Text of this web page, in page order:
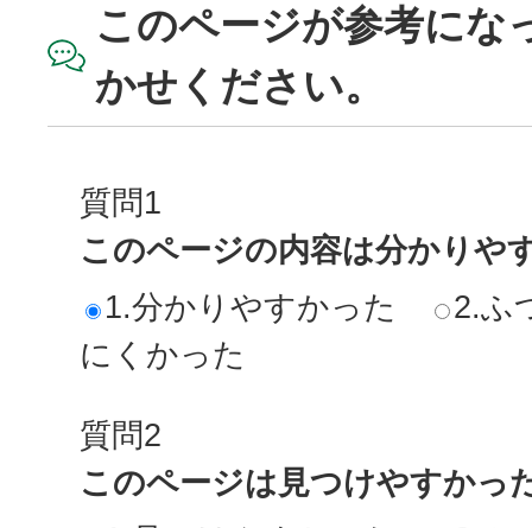
このページが参考にな
かせください。
質問1
このページの内容は分かりや
1.分かりやすかった
2.ふ
にくかった
質問2
このページは見つけやすかっ